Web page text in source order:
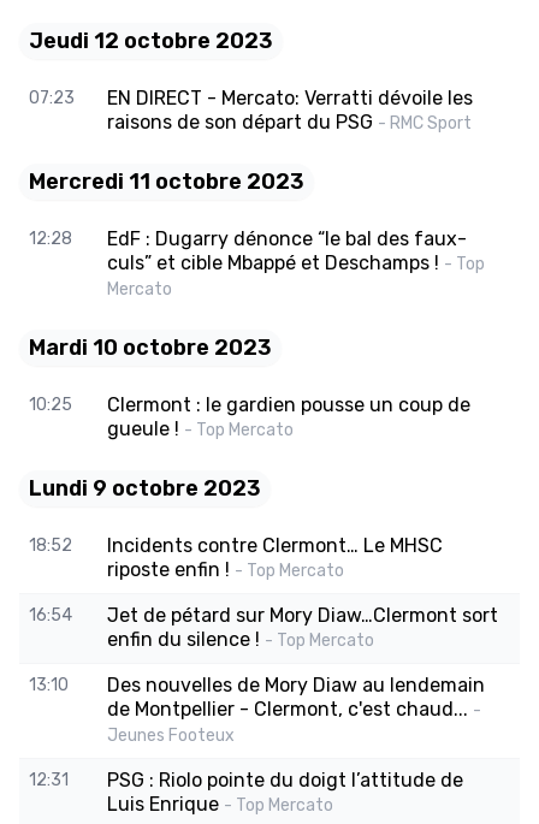
Jeudi 12 octobre 2023
07:23
EN DIRECT - Mercato: Verratti dévoile les
raisons de son départ du PSG - RMC Sport
Mercredi 11 octobre 2023
12:28
EdF : Dugarry dénonce “le bal des faux-
culs” et cible Mbappé et Deschamps ! - Top
Mercato
Mardi 10 octobre 2023
10:25
Clermont : le gardien pousse un coup de
gueule ! - Top Mercato
Lundi 9 octobre 2023
18:52
Incidents contre Clermont… Le MHSC
riposte enfin ! - Top Mercato
16:54
Jet de pétard sur Mory Diaw…Clermont sort
enfin du silence ! - Top Mercato
13:10
Des nouvelles de Mory Diaw au lendemain
de Montpellier - Clermont, c'est chaud... -
Jeunes Footeux
12:31
PSG : Riolo pointe du doigt l’attitude de
Luis Enrique - Top Mercato